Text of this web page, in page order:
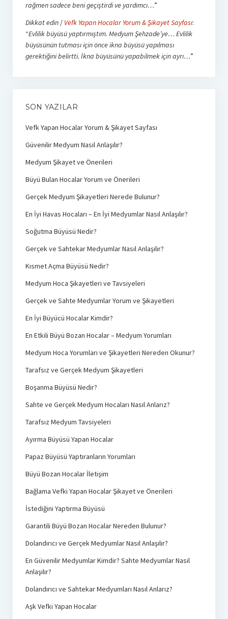
rağmen sadece beni geçiştirdi ve yardımcı…”
Dikkat edin/ Vefk Yapan Hocalar Yorum & Şikayet Sayfası:
“Evlilik büyüsü yaptırmıştım. Medyum Şehzade’ye… Evlilik
büyüsünün tutması için önce ikna büyüsü yapılması
gerektiğini belirtti. İkna büyüsünü yapabilmek için ayrı…”
SON YAZILAR
Vefk Yapan Hocalar Yorum & Şikayet Sayfası
Güvenilir Medyum Nasıl Anlaşılır?
Medyum Şikayet ve Önerileri
Büyü Bulan Hocalar Yorum ve Önerileri
Gerçek Medyum Şikayetleri Nerede Bulunur?
En İyi Havas Hocaları – En İyi Medyumlar Nasıl Anlaşılır?
Soğutma Büyüsü Nedir?
Gerçek ve Sahtekar Medyumlar Nasıl Anlaşılır?
Kısmet Açma Büyüsü Nedir?
Medyum Hoca Şikayetleri ve Tavsiyeleri
Gerçek ve Sahte Medyumlar Yorum ve Şikayetleri
En İyi Büyücü Hocalar Kimdir?
En Etkili Büyü Bozan Hocalar – Medyum Yorumları
Medyum Hoca Yorumları ve Şikayetleri Nereden Okunur?
Tarafsız ve Gerçek Medyum Şikayetleri
Boşanma Büyüsü Nedir?
Sahte ve Gerçek Medyum Hocaları Nasıl Anlarız?
Tarafsız Medyum Tavsiyeleri
Ayırma Büyüsü Yapan Hocalar
Papaz Büyüsü Yaptıranların Yorumları
Büyü Bozan Hocalar İletişim
Bağlama Vefki Yapan Hocalar Şikayet ve Önerileri
İstediğini Yaptırma Büyüsü
Garantili Büyü Bozan Hocalar Nereden Bulunur?
Dolandırıcı ve Gerçek Medyumlar Nasıl Anlaşılır?
En Güvenilir Medyumlar Kimdir? Sahte Medyumlar Nasıl
Anlaşılır?
Dolandırıcı ve Sahtekar Medyumları Nasıl Anlarız?
Aşk Vefki Yapan Hocalar